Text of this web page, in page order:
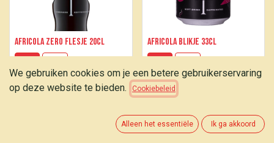
Africola Zero flesje 20cl
1,15 €
Africola blikje 33cl
1,15€
We gebruiken cookies om je een betere gebruikerservaring
op deze website te bieden.
Cookiebeleid
Alleen het essentiële Ik ga akkoord